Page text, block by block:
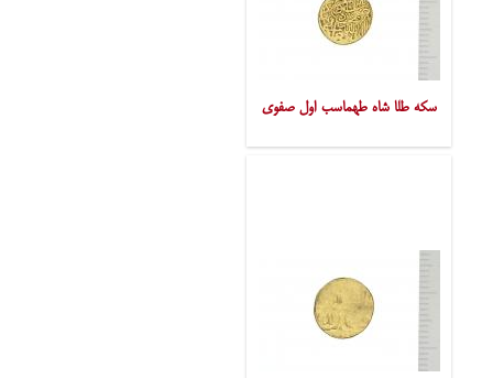
سکه طلا شاه طهماسب اول صفوی